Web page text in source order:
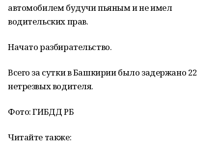
автомобилем будучи пьяным и не имел
водительских прав.
Начато разбирательство.
Всего за сутки в Башкирии было задержано 22
нетрезвых водителя.
Фото: ГИБДД РБ
Читайте также: